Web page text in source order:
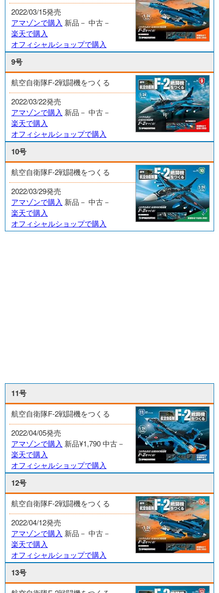
2022/03/15発売
アマゾンで購入 新品－ 中古－
楽天で購入
オフィシャルショップで購入
9号
航空自衛隊F-2戦闘機をつくる
2022/03/22発売
アマゾンで購入 新品－ 中古－
楽天で購入
オフィシャルショップで購入
10号
航空自衛隊F-2戦闘機をつくる
2022/03/29発売
アマゾンで購入 新品－ 中古－
楽天で購入
オフィシャルショップで購入
11号
航空自衛隊F-2戦闘機をつくる
2022/04/05発売
アマゾンで購入 新品¥1,790中古－
楽天で購入
オフィシャルショップで購入
12号
航空自衛隊F-2戦闘機をつくる
2022/04/12発売
アマゾンで購入 新品－ 中古－
楽天で購入
オフィシャルショップで購入
13号